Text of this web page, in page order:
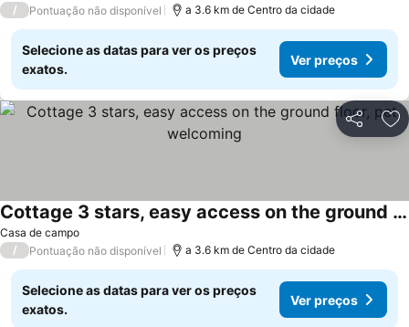
/ Pontuação não disponível a 3.6 km de Centro da cidade
Selecione as datas para ver os preços
exatos.
Ver preços
Partilhar
Casa de campo
Cottage 3 stars, easy access on the ground floor, pet welcoming
Ver preços
/ Pontuação não disponível a 3.6 km de Centro da cidade
Selecione as datas para ver os preços
exatos.
Ver preços